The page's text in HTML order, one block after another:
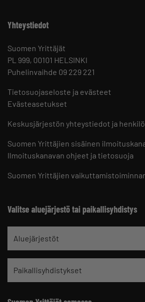
Yhteystiedot
Suomen Yrittäjät
PL 999, 00101 HELSINKI
Puhelinvaihde 09 229 221
Tietosuojaseloste ja evästeet
Evästeasetukset
Keskusjärjestön yhteystiedot ja
Suomen Yrittäjien sisäinen
Ilmoituskanavan ohjeet ja tietosuoja
Suomen Yrittäjien
Valitse aluejärjestö tai paikallisyhdistys
Aluejärjestöt
Paikallisyhdistykset